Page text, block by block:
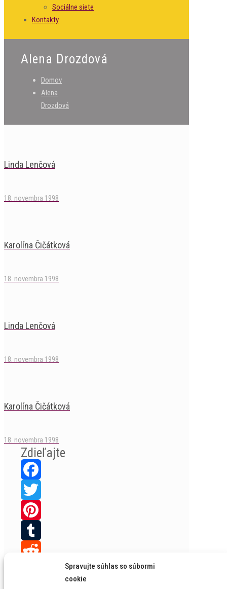
Spravujte súhlas so súbormi
cookie
Sociálne siete
Kontakty
Alena Drozdová
Domov
Alena
Drozdová
Linda Lenčová
18. novembra 1998
Karolína Čičátková
18. novembra 1998
Linda Lenčová
18. novembra 1998
Karolína Čičátková
18. novembra 1998
Zdieľajte
Facebook
Twitter
Pinterest
Tumblr